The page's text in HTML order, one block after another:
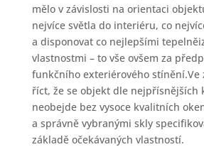
mělo v závislosti na orientaci
nejvíce světla do interiéru, co
a disponovat co nejlepšími
vlastnostmi – to vše ovšem za
funkčního exteriérového stínění.Ve
říct, že se objekt dle nejpřísnějších
neobejde bez vysoce kvalitních
a správně vybranými skly
základě očekávaných vlastností.